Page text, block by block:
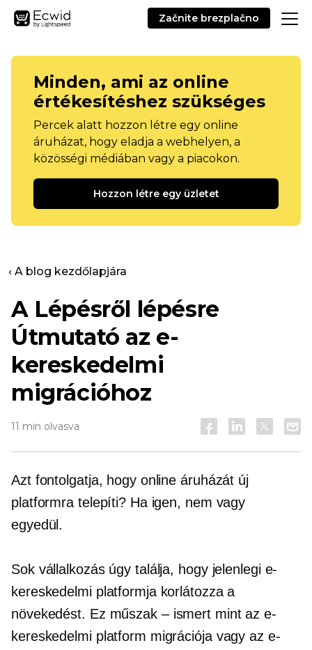
Začnite brezplačno
Minden, ami az online
értékesítéshez szükséges
Percek alatt hozzon létre egy online
áruházat, hogy eladja a webhelyen, a
közösségi médiában vagy a piacokon.
Hozzon létre egy üzletet
‹ A blog kezdőlapjára
A Lépésről lépésre
Útmutató az e-
kereskedelmi
migrációhoz
11 min olvasva
Azt fontolgatja, hogy online áruházát új
platformra telepíti? Ha igen, nem vagy
egyedül.
Sok vállalkozás úgy találja, hogy jelenlegi e-
kereskedelmi platformja korlátozza a
növekedést. Ez műszak – ismert mint az e-
kereskedelmi platform migrációja vagy az e-